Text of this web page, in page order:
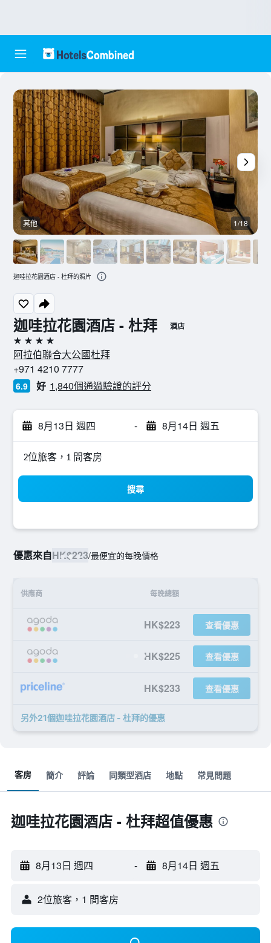
迦哇拉花園酒店 - 杜拜 酒店
4星級
阿拉伯聯合大公國杜拜
+971 4210 7777
6.9 好 1,840個通過驗證的評分
8月13日 週四 - 8月14日 週五
2位旅客，1 間客房
搜尋
優惠來自HK$223/最便宜的每晚價格
供應商 每晚總額
HK$223 查看優惠
HK$225 查看優惠
HK$233 查看優惠
另外21個迦哇拉花園酒店 - 杜拜​的優惠
其他 1/18
迦哇拉花園酒店 - 杜拜的照片
客房 簡介 評論 同類型酒店 地點 常見問題
迦哇拉花園酒店 - 杜拜超值優惠
8月13日 週四 - 8月14日 週五
2位旅客，1 間客房